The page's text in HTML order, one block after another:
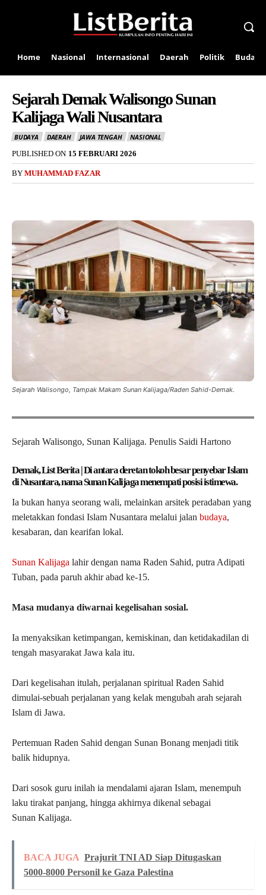
Home Nasional Internasional Daerah Politik Budaya
Sejarah Demak Walisongo Sunan
Kalijaga Wali Nusantara
BUDAYA DAERAH JAWA TENGAH
NASIONAL
PUBLISHED ON 15 FEBRUARI 2026
BY MUHAMMAD FAZAR
Sejarah Walisongo, Tampak Makam Sunan Kalijaga/Raden Sahid-Demak.
Sejarah Walisongo, Sunan Kalijaga. Penulis Saidi Hartono
Demak, List Berita | Di antara deretan tokoh besar penyebar Islam
di Nusantara, nama Sunan Kalijaga menempati posisi istimewa.
Ia bukan hanya seorang wali, melainkan arsitek peradaban yang
meletakkan fondasi Islam Nusantara melalui jalan budaya,
kesabaran, dan kearifan lokal.
Sunan Kalijaga lahir dengan nama Raden Sahid, putra Adipati
Tuban, pada paruh akhir abad ke-15.
Masa mudanya diwarnai kegelisahan sosial.
Ia menyaksikan ketimpangan, kemiskinan, dan ketidakadilan di
tengah masyarakat Jawa kala itu.
Dari kegelisahan itulah, perjalanan spiritual Raden Sahid
dimulai-sebuah perjalanan yang kelak mengubah arah sejarah
Islam di Jawa.
Pertemuan Raden Sahid dengan Sunan Bonang menjadi titik
balik hidupnya.
Dari sosok guru inilah ia mendalami ajaran Islam, menempuh
laku tirakat panjang, hingga akhirnya dikenal sebagai
Sunan Kalijaga.
BACA JUGA Prajurit TNI AD Siap Ditugaskan
5000-8000 Personil ke Gaza Palestina